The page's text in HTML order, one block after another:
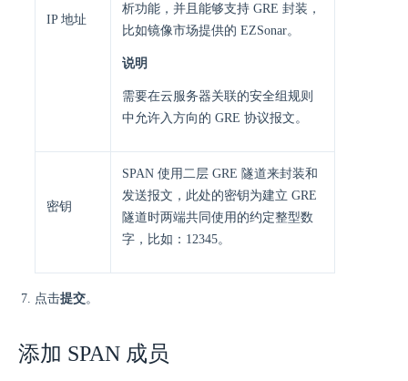
IP 地址
析功能，并且能够支持 GRE 封装，
比如镜像市场提供的 EZSonar。
说明
需要在云服务器关联的安全组规则
中允许入方向的 GRE 协议报文。
密钥
SPAN 使用二层 GRE 隧道来封装和
发送报文，此处的密钥为建立 GRE
隧道时两端共同使用的约定整型数
字，比如：12345。
点击提交。
添加 SPAN 成员